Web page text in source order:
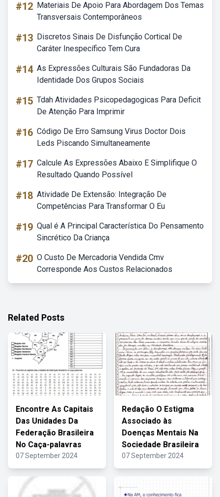
#12 Materiais De Apoio Para Abordagem Dos Temas
Transversais Contemporâneos
#13 Discretos Sinais De Disfunção Cortical De
Caráter Inespecífico Tem Cura
#14 As Expressões Culturais São Fundadoras Da
Identidade Dos Grupos Sociais
#15 Tdah Atividades Psicopedagogicas Para Deficit
De Atenção Para Imprimir
#16 Código De Erro Samsung Virus Doctor Dois
Leds Piscando Simultaneamente
#17 Calcule As Expressões Abaixo E Simplifique O
Resultado Quando Possível
#18 Atividade De Extensão: Integração De
Competências Para Transformar O Eu
#19 Qual é A Principal Característica Do Pensamento
Sincrético Da Criança
#20 O Custo De Mercadoria Vendida Cmv
Corresponde Aos Custos Relacionados
Related Posts
Encontre As Capitais
Das Unidades Da
Federação Brasileira
No Caça-palavras
07 September 2024
Redação O Estigma
Associado às
Doenças Mentais Na
Sociedade Brasileira
07 September 2024